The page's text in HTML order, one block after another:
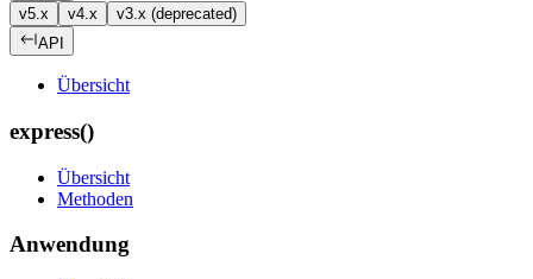
v5.x
v4.x
v3.x (deprecated)
API
Übersicht
express()
Übersicht
Methoden
Anwendung